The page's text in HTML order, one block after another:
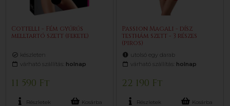
Cottelli - Fém gyűrűs
melltartó szett (fekete)
készleten
várható szállítás: holnap
11 590 Ft
Részletek Kosárba
Passion Magali - dísz
testhám szett - 3 részes
(piros)
utolsó egy darab
várható szállítás: holnap
22 190 Ft
Részletek Kosárba